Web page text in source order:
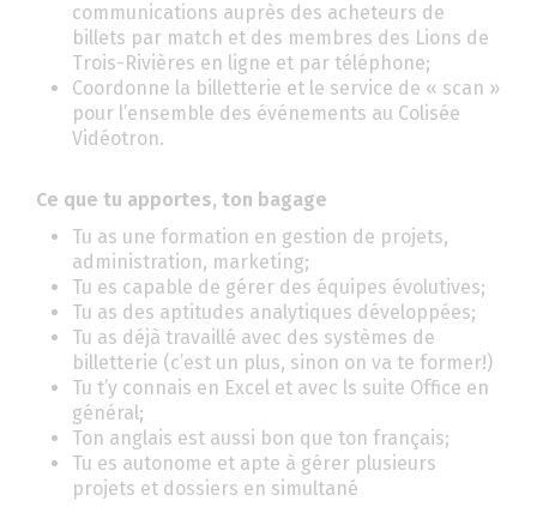
communications auprès des acheteurs de
billets par match et des membres des Lions de
Trois-Rivières en ligne et par téléphone;
Coordonne la billetterie et le service de « scan »
pour l’ensemble des événements au Colisée
Vidéotron.
Ce que tu apportes, ton bagage
Tu as une formation en gestion de projets,
administration, marketing;
Tu es capable de gérer des équipes évolutives;
Tu as des aptitudes analytiques développées;
Tu as déjà travaillé avec des systèmes de
billetterie (c’est un plus, sinon on va te former!)
Tu t’y connais en Excel et avec ls suite Office en
général;
Ton anglais est aussi bon que ton français;
Tu es autonome et apte à gérer plusieurs
projets et dossiers en simultané